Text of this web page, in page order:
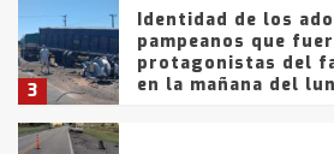
3
Identidad de los
pampeanos que
protagonistas del
en la mañana del